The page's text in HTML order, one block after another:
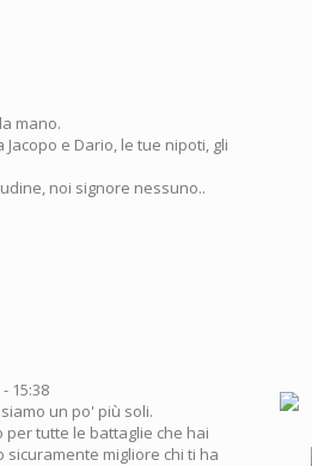
mano.
e Dario, le tue nipoti, gli
noi signore nessuno..
15:38
un po' più soli.
tutte le battaglie che hai
migliore chi ti ha